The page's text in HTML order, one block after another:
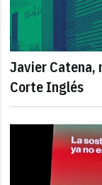
Javier Catena,
Corte Inglés